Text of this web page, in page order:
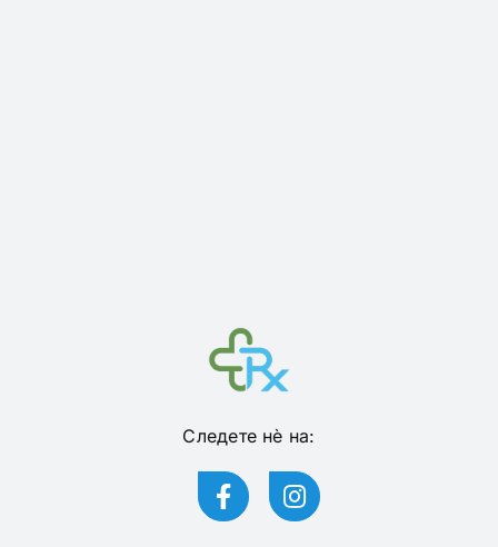
Следете нѐ на: